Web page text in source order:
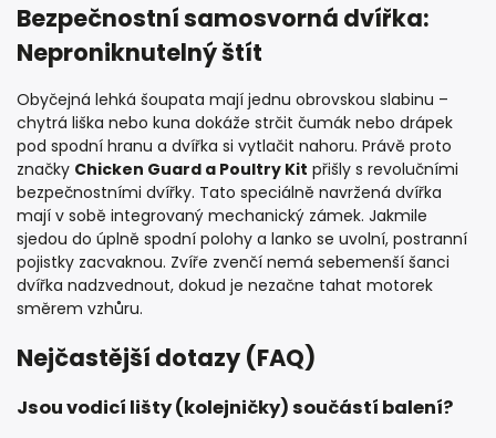
Bezpečnostní samosvorná dvířka:
Neproniknutelný štít
Obyčejná lehká šoupata mají jednu obrovskou slabinu –
chytrá liška nebo kuna dokáže strčit čumák nebo drápek
pod spodní hranu a dvířka si vytlačit nahoru. Právě proto
značky Chicken Guard a Poultry Kit přišly s revolučními
bezpečnostními dvířky. Tato speciálně navržená dvířka
mají v sobě integrovaný mechanický zámek. Jakmile
sjedou do úplně spodní polohy a lanko se uvolní, postranní
pojistky zacvaknou. Zvíře zvenčí nemá sebemenší šanci
dvířka nadzvednout, dokud je nezačne tahat motorek
směrem vzhůru.
Nejčastější dotazy (FAQ)
Jsou vodicí lišty (kolejničky) součástí balení?